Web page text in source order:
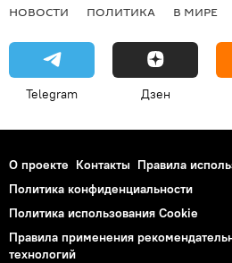
НОВОСТИ ПОЛИТИКА В МИРЕ
Telegram Дзен
О проекте Контакты Правила
Политика конфиденциальности
Политика использования Cookie
Правила применения
технологий